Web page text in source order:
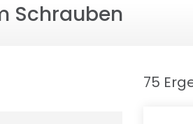
Schrauben
75